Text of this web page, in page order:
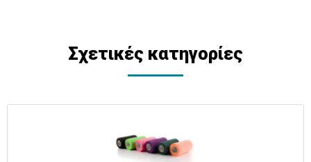
Σχετικές κατηγορίες